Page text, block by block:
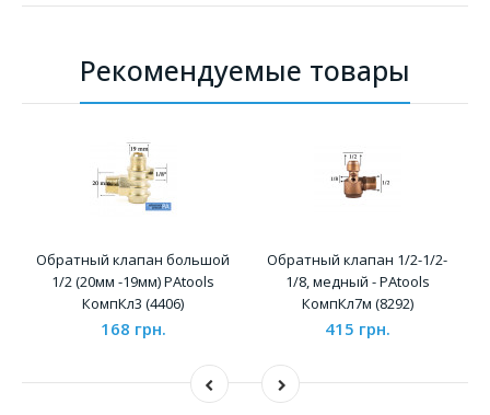
Рекомендуемые товары
Обратный клапан большой
1/2 (20мм -19мм) PAtools
КомпКл3 (4406)
168 грн.
Обратный клапан 1/2-1/2-
1/8, медный - PAtools
КомпКл7м (8292)
415 грн.